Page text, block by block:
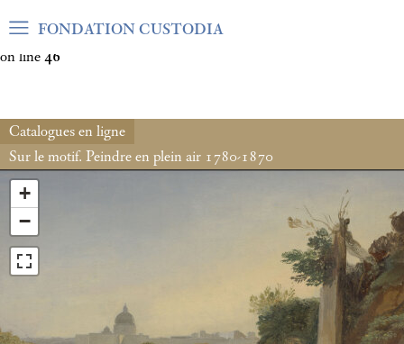
Warning: Undefined array key "var_mode" in
on line 46
FONDATION CUSTODIA
Catalogues en ligne
Sur le motif. Peindre en plein air 1780-1870
+
−